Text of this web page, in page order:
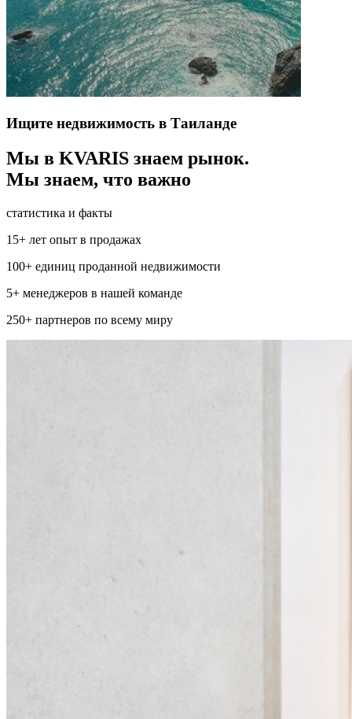
Ищите недвижимость в Таиланде
Мы в KVARIS знаем рынок.
Мы знаем, что важно
статистика и факты
15+ лет опыт в продажах
100+ единиц проданной недвижимости
5+ менеджеров в нашей команде
250+ партнеров по всему миру